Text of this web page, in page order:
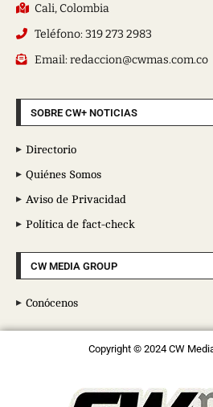
Cali, Colombia
Teléfono: 319 273 2983
Email: redaccion@cwmas.com.co
SOBRE CW+ NOTICIAS
Directorio
Quiénes Somos
Aviso de Privacidad
Política de fact-check
CW MEDIA GROUP
Conócenos
Copyright © 2024 CW